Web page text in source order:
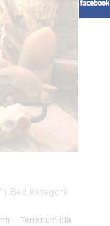
| Bez kategorii
Terrarium dla